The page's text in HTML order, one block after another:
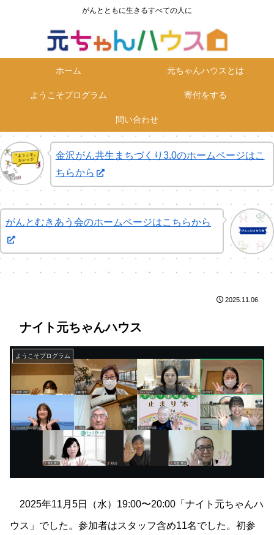
がんとともに生きるすべての人に
ホーム 元ちゃんハウスとは
ようこそプログラム 寄付をする
問い合わせ
金沢がん共生まちづくり3.0のホームページはこ
ちらから
がんとむきあう会のホームページはこちらから
ナイト元ちゃんハウス
ようこそプログラム
2025.11.06
2025年11月5日（水）19:00〜20:00「ナイト元ちゃんハ
ウス」でした。参加者はスタッフ含め11名でした。初参